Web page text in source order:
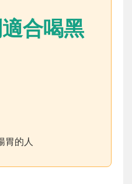
合喝黑
胃的人